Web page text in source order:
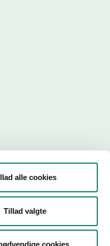
alle cookies
Tillad valgte
cookies